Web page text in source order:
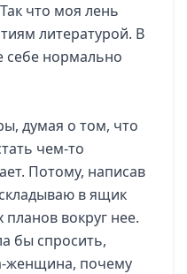
что моя лень
литературой. В
себе нормально
думая о том, что
чем-то
Потому, написав
в ящик
вокруг нее.
бы спросить,
женщина, почему